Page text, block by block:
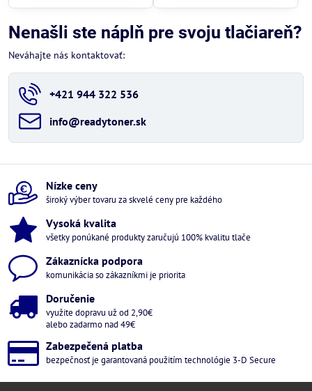
Nenašli ste náplň pre svoju tlačiareň?
Neváhajte nás kontaktovať:
+421 944 322 536
info​@readytoner​.sk
Nízke ceny
široký výber tovaru za skvelé ceny pre každého
Vysoká kvalita
všetky ponúkané produkty zaručujú 100% kvalitu tlače
Zákaznícka podpora
komunikácia so zákazníkmi je priorita
Doručenie
využite dopravu už od 2,90€
alebo zadarmo nad 49€
Zabezpečená platba
bezpečnosť je garantovaná použitím technológie 3-D Secure